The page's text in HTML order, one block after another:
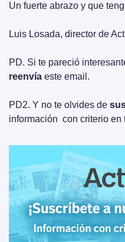
Un fuerte abrazo y que
Luis Losada, director de
reenvía este email.
PD2. Y no te olvides de
información  con criterio